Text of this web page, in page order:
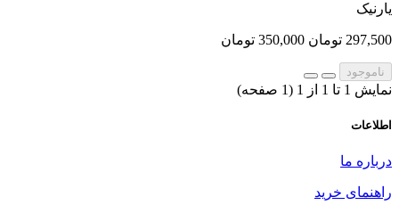
یارنیک
297,500 تومان 350,000 تومان
ناموجود
نمایش 1 تا 1 از 1 (1 صفحه)
اطلاعات
درباره ما
راهنمای خرید